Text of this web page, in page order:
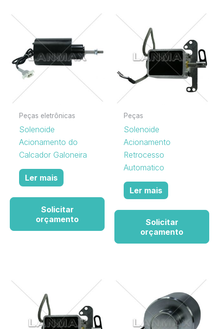
Peças eletrônicas
Solenoide
Acionamento do
Calcador Galoneira
Ler mais
Solicitar
orçamento
Peças
Solenoide
Acionamento
Retrocesso
Automatico
Ler mais
Solicitar
orçamento